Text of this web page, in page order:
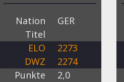
Nation
GER
Titel
ELO
2273
DWZ
2274
Punkte
2,0